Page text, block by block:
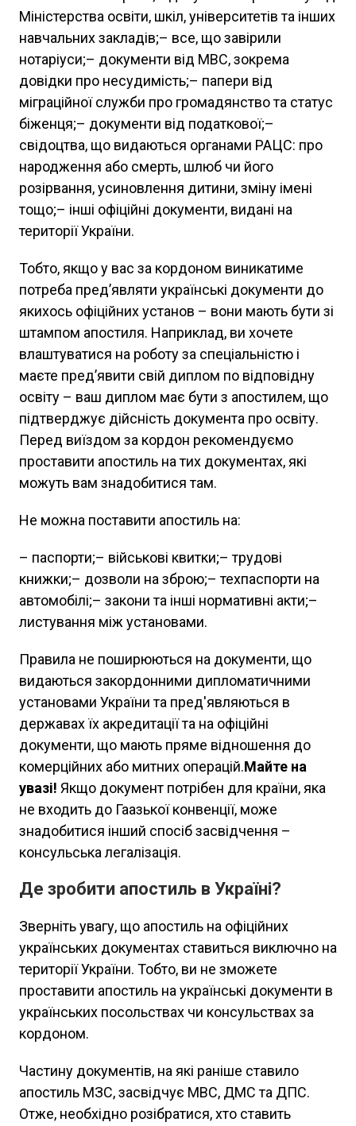
Міністерства освіти, шкіл, університетів та інших
навчальних закладів;– все, що завірили
нотаріуси;– документи від МВС, зокрема
довідки про несудимість;– папери від
міграційної служби про громадянство та статус
біженця;– документи від податкової;–
свідоцтва, що видаються органами РАЦС: про
народження або смерть, шлюб чи його
розірвання, усиновлення дитини, зміну імені
тощо;– інші офіційні документи, видані на
території України.
Тобто, якщо у вас за кордоном виникатиме
потреба пред’являти українські документи до
якихось офіційних установ – вони мають бути зі
штампом апостиля. Наприклад, ви хочете
влаштуватися на роботу за спеціальністю і
маєте пред’явити свій диплом по відповідну
освіту – ваш диплом має бути з апостилем, що
підтверджує дійсність документа про освіту.
Перед виїздом за кордон рекомендуємо
проставити апостиль на тих документах, які
можуть вам знадобитися там.
Не можна поставити апостиль на:
– паспорти;– військові квитки;– трудові
книжки;– дозволи на зброю;– техпаспорти на
автомобілі;– закони та інші нормативні акти;–
листування між установами.
Правила не поширюються на документи, що
видаються закордонними дипломатичними
установами України та пред'являються в
державах їх акредитації та на офіційні
документи, що мають пряме відношення до
комерційних або митних операцій.Майте на
увазі! Якщо документ потрібен для країни, яка
не входить до Гаазької конвенції, може
знадобитися інший спосіб засвідчення –
консульська легалізація.
Де зробити апостиль в Україні?
Зверніть увагу, що апостиль на офіційних
українських документах ставиться виключно на
території України. Тобто, ви не зможете
проставити апостиль на українські документи в
українських посольствах чи консульствах за
кордоном.
Частину документів, на які раніше ставило
апостиль МЗС, засвідчує МВС, ДМС та ДПC.
Отже, необхідно розібратися, хто ставить